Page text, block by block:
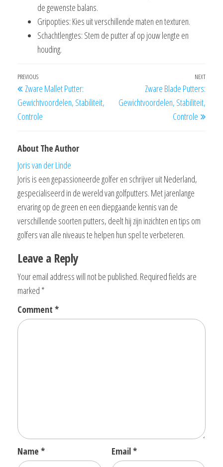
de gewenste balans.
Gripopties: Kies uit verschillende maten en texturen.
Schachtlengtes: Stem de putter af op jouw lengte en
houding.
Post
navigation
Previous
Post
PREVIOUS
Zware Mallet Putter:
Gewichtvoordelen, Stabiliteit,
Controle
Next
NEXT
Zware Blade Putters:
Gewichtvoordelen, Stabiliteit,
Controle
About The Author
Joris van der Linde
Joris is een gepassioneerde golfer en schrijver uit Nederland,
gespecialiseerd in de wereld van golfputters. Met jarenlange
ervaring op de green en een diepgaande kennis van de
verschillende soorten putters, deelt hij zijn inzichten en tips om
golfers van alle niveaus te helpen hun spel te verbeteren.
Leave a Reply
Your email address will not be published. Required fields are
marked *
Comment *
Name * Email*